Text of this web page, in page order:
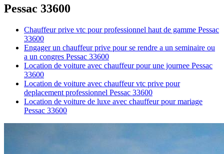
Pessac 33600
Chauffeur prive vtc pour professionnel haut de gamme Pessac
33600
Engager un chauffeur prive pour se rendre a un seminaire ou
a un congres Pessac 33600
Location de voiture avec chauffeur pour une journee Pessac
33600
Location de voiture avec chauffeur vtc prive pour
deplacement professionnel Pessac 33600
Location de voiture de luxe avec chauffeur pour mariage
Pessac 33600